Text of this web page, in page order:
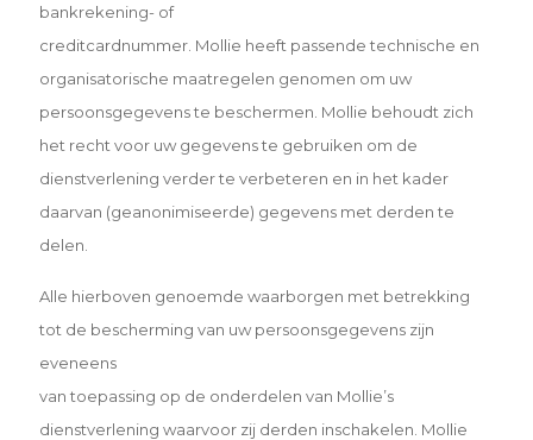
bankrekening- of
creditcardnummer. Mollie heeft passende technische en
organisatorische maatregelen genomen om uw
persoonsgegevens te beschermen. Mollie behoudt zich
het recht voor uw gegevens te gebruiken om de
dienstverlening verder te verbeteren en in het kader
daarvan (geanonimiseerde) gegevens met derden te
delen.
Alle hierboven genoemde waarborgen met betrekking
tot de bescherming van uw persoonsgegevens zijn
eveneens
van toepassing op de onderdelen van Mollie’s
dienstverlening waarvoor zij derden inschakelen. Mollie